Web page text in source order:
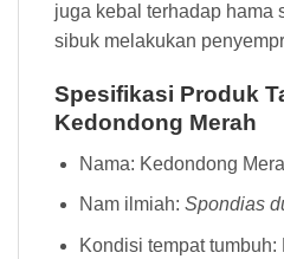
juga kebal terhadap hama
sibuk melakukan
Spesifikasi Produk
Kedondong Merah
Nama: Kedondong
Nam ilmiah: Spondias
Kondisi tempat